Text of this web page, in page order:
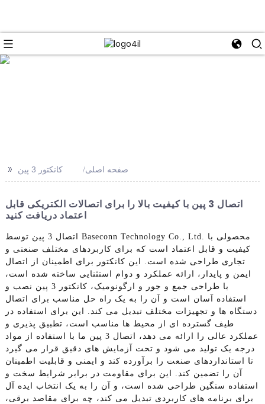
>> صفحه اصلی کانکتور 3 پین
اتصال 3 پین با کیفیت بالا را برای اتصالات الکتریکی قابل
اعتماد دریافت کنید
اتصال 3 پین توسط Baseconn Technology Co., Ltd. محصولی با
کیفیت و قابل اعتماد است که برای کاربردهای مختلف صنعتی و
تجاری طراحی شده است. این کانکتور برای اطمینان از اتصال
ایمن و پایدار، ارائه عملکرد و دوام استثنایی ساخته شده است،
با طراحی جمع و جور و ارگونومیک، کانکتور 3 پین نصب و
استفاده آسان است و آن را به یک راه حل مناسب برای اتصال
دستگاه ها و تجهیزات مختلف تبدیل می کند. این برای استفاده در
طیف گسترده ای از محیط ها مناسب است، تطبیق پذیری و
عملکرد عالی را ارائه می دهد، اتصال 3 پین ما با استفاده از مواد
درجه یک تولید می شود و تحت آزمایش های دقیق قرار می گیرد
تا استانداردهای صنعت را برآورده کند و ایمنی و قابلیت اطمینان
آن را تضمین کند. این برای مقاومت در برابر شرایط سخت و
استفاده سنگین طراحی شده است، و آن را به یک انتخاب ایده آل
برای برنامه های کاربردی تبدیل می کند، چه برای مقاصد برقی،